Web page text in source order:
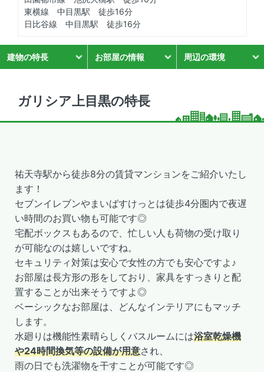
東横線 中目黒駅 徒歩16分
日比谷線 中目黒駅 徒歩16分
建物の特長 お部屋の情報 周辺の環境
ガリシア上目黒の特長
祐天寺駅から徒歩8分の賃貸マンションをご紹介いたし
ます！
セブンイレブンやまいばすけっとは徒歩4分圏内で夜遅
い時間のお買い物も可能です◎
宅配ボックスもあるので、忙しい人も荷物の受け取り
が可能なのは嬉しいですね。
セキュリティ対策は安心で女性の方でも安心ですよ♪
お部屋は長方形の形をしており、家具をすっきりと配
置することが出来そうですよ◎
ベーシックなお部屋は、どんなインテリアにもマッチ
します。
水廻りは機能性素晴らしくバスルームには浴室乾燥機
や24時間換気等の設備が用意され、
雨の日でも洗濯物を干すことが可能です◎